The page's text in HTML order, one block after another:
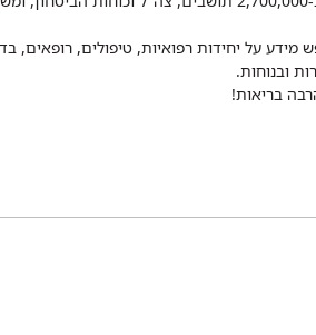
מידע על יחידות רפואיות, טיפולים,
ובנוחות.
בריאות!